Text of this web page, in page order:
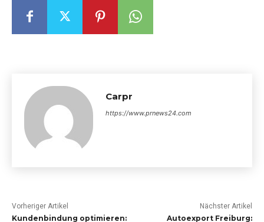
Carpr
https://www.prnews24.com
Vorheriger Artikel
Kundenbindung optimieren:
Nächster Artikel
Autoexport Freiburg: